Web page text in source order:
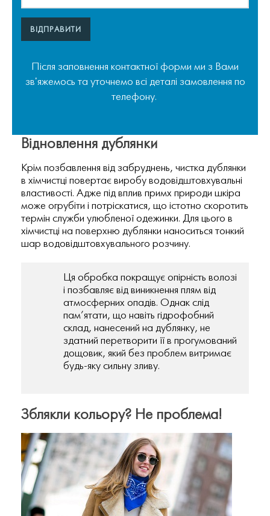
ВІДПРАВИТИ
Після заповнення контактної форми ми з Вами
зв'яжемось та уточнемо всі деталі замовлення по
телефону.
Відновлення дублянки
Крім позбавлення від забруднень, чистка дублянки
в хімчистці повертає виробу водовідштовхувальні
властивості. Адже під вплив примх природи шкіра
може огрубіти і потріскатися, що істотно скоротить
термін служби улюбленої одежинки. Для цього в
хімчистці на поверхню дублянки наноситься тонкий
шар водовідштовхувального розчину.
Ця обробка покращує опірність волозі
і позбавляє від виникнення плям від
атмосферних опадів. Однак слід
пам’ятати, що навіть гідрофобний
склад, нанесений на дублянку, не
здатний перетворити її в прогумований
дощовик, який без проблем витримає
будь-яку сильну зливу.
Зблякли кольору? Не проблема!